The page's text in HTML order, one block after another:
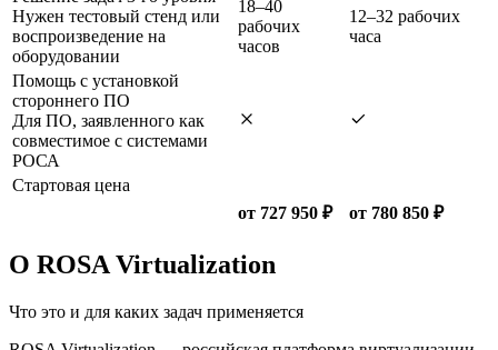
Нужен тестовый стенд или
воспроизведение на
оборудовании
18–40
рабочих
часов
12–32 рабочих
часа
Помощь с установкой
стороннего ПО
Для ПО, заявленного как
совместимое с системами
РОСА
Стартовая цена
от 727 950 ₽
от 780 850 ₽
О ROSA Virtualization
Что это и для каких задач применяется